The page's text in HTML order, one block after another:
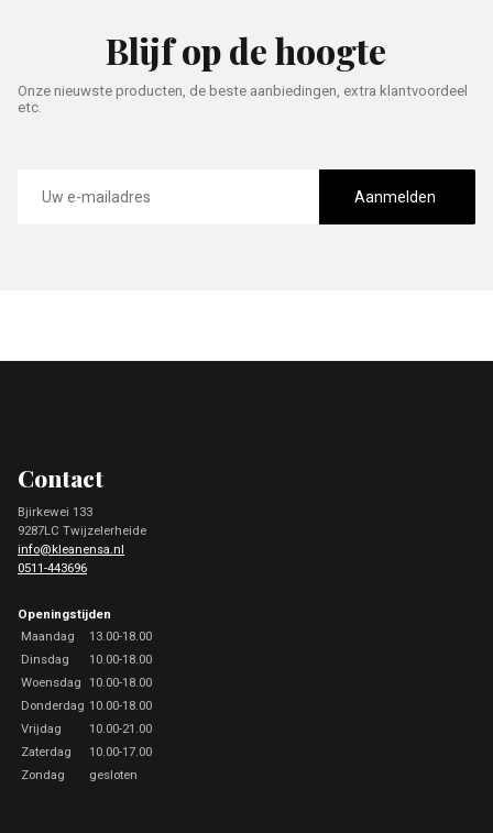
Blijf op de hoogte
Onze nieuwste producten, de beste aanbiedingen, extra klantvoordeel
etc.
mailadres
Aanmelden
Contact
Bjirkewei 133
9287LC Twijzelerheide
info@kleanensa.nl
0511-443696
Openingstijden
Maandag
13.00-18.00
Dinsdag
10.00-18.00
Woensdag 10.00-18.00
Donderdag 10.00-18.00
Vrijdag
10.00-21.00
Zaterdag
10.00-17.00
Zondag
gesloten